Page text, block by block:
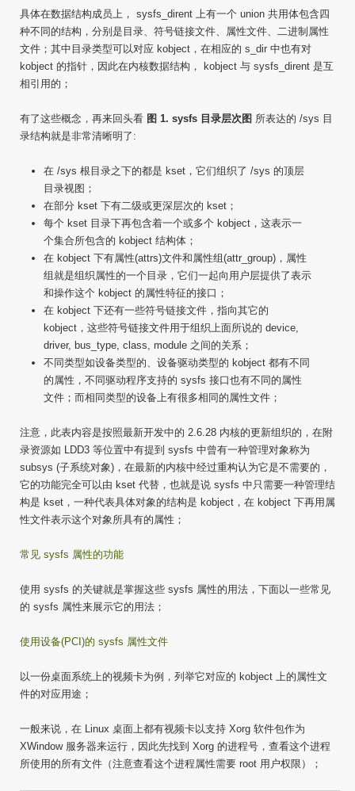
具体在数据结构成员上， sysfs_dirent 上有一个 union 共用体包含四
种不同的结构，分别是目录、符号链接文件、属性文件、二进制属性
文件；其中目录类型可以对应 kobject，在相应的 s_dir 中也有对
kobject 的指针，因此在内核数据结构， kobject 与 sysfs_dirent 是互
相引用的；
有了这些概念，再来回头看 图 1. sysfs 目录层次图 所表达的 /sys 目
录结构就是非常清晰明了:
在 /sys 根目录之下的都是 kset，它们组织了 /sys 的顶层
目录视图；
在部分 kset 下有二级或更深层次的 kset；
每个 kset 目录下再包含着一个或多个 kobject，这表示一
个集合所包含的 kobject 结构体；
在 kobject 下有属性(attrs)文件和属性组(attr_group)，属性
组就是组织属性的一个目录，它们一起向用户层提供了表示
和操作这个 kobject 的属性特征的接口；
在 kobject 下还有一些符号链接文件，指向其它的
kobject，这些符号链接文件用于组织上面所说的 device,
driver, bus_type, class, module 之间的关系；
不同类型如设备类型的、设备驱动类型的 kobject 都有不同
的属性，不同驱动程序支持的 sysfs 接口也有不同的属性
文件；而相同类型的设备上有很多相同的属性文件；
注意，此表内容是按照最新开发中的 2.6.28 内核的更新组织的，在附
录资源如 LDD3 等位置中有提到 sysfs 中曾有一种管理对象称为
subsys (子系统对象)，在最新的内核中经过重构认为它是不需要的，
它的功能完全可以由 kset 代替，也就是说 sysfs 中只需要一种管理结
构是 kset，一种代表具体对象的结构是 kobject，在 kobject 下再用属
性文件表示这个对象所具有的属性；
常见 sysfs 属性的功能
使用 sysfs 的关键就是掌握这些 sysfs 属性的用法，下面以一些常见
的 sysfs 属性来展示它的用法；
使用设备(PCI)的 sysfs 属性文件
以一份桌面系统上的视频卡为例，列举它对应的 kobject 上的属性文
件的对应用途；
一般来说，在 Linux 桌面上都有视频卡以支持 Xorg 软件包作为
XWindow 服务器来运行，因此先找到 Xorg 的进程号，查看这个进程
所使用的所有文件（注意查看这个进程属性需要 root 用户权限）；